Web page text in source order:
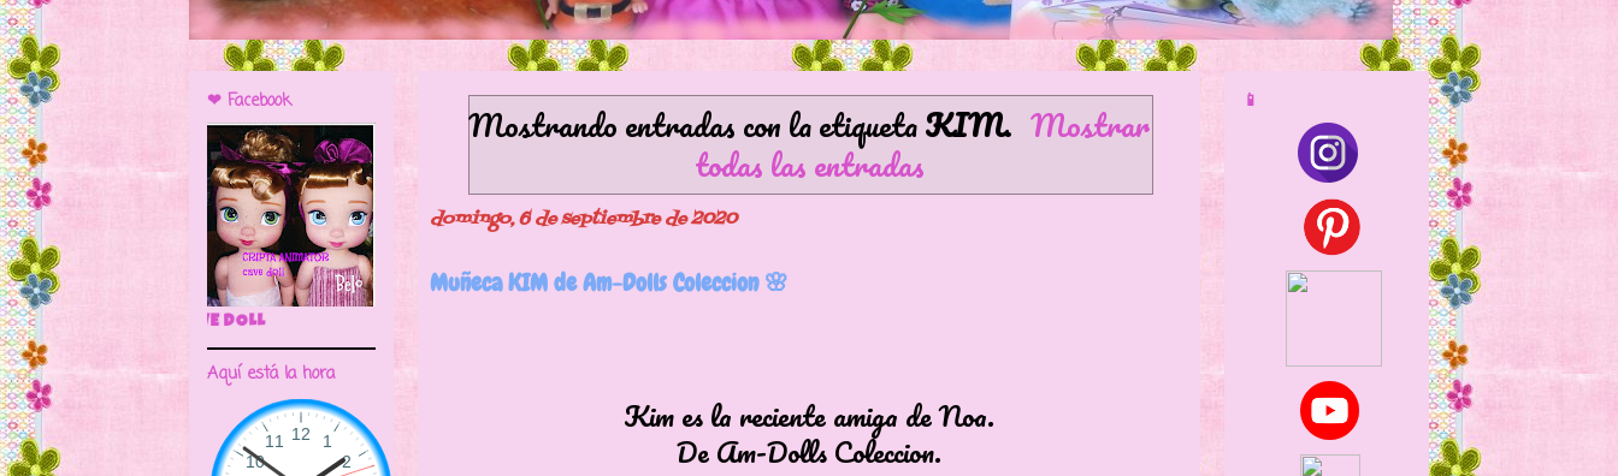
Mostrando entradas con la etiquetaKIM. Mostrar
todas las entradas
domingo, 6 de septiembre de 2020
Muñeca KIM de Am-Dolls Coleccion 🌸
Kim es la reciente amiga de Noa.
De Am-Dolls Coleccion.
❤ Facebook
🌼CRIPTA ANIMATOR CAVE DOLL
Aquí está la hora
📱